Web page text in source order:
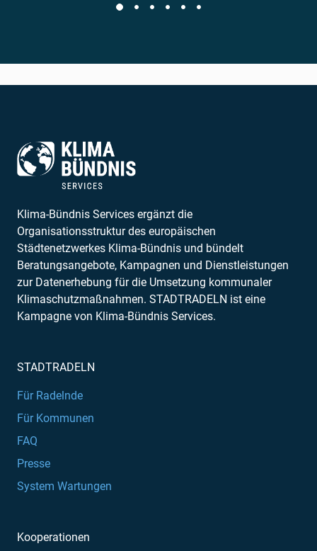
Klima-Bündnis Services ergänzt die
Organisationsstruktur des europäischen
Städtenetzwerkes Klima-Bündnis und bündelt
Beratungsangebote, Kampagnen und Dienstleistungen
zur Datenerhebung für die Umsetzung kommunaler
Klimaschutzmaßnahmen. STADTRADELN ist eine
Kampagne von Klima-Bündnis Services.
STADTRADELN
Für Radelnde
Für Kommunen
FAQ
Presse
System Wartungen
Kooperationen